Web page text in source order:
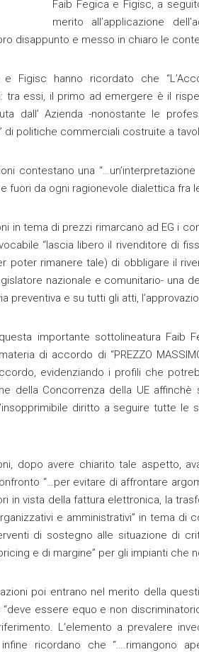
Faib Fegica e Figisc, a
merito all’applicazione
disappunto e messo in chiaro le
e Figisc hanno ricordato che
tra essi, il primo ad emergere è il
dall’ Azienda -nonostante le
di politiche commerciali costruite a
contestano una
fuori da ogni ragionevole dialettica fra
in tema di prezzi rimarcano ad EG i
“lascia libero il rivenditore di
poter rimanere tale) di obbligare il
nazionale e comunitario- una
preventiva e su tutti gli atti,
importante sottolineatura Faib
di accordo di “PREZZO
evidenziando i profili che
della Concorrenza della UE
diritto a seguire tutte le
dopo avere chiarito tale aspetto,
“…per evitare di affrontare
in vista della fattura elettronica, la
e amministrativi” in tema
di sostegno alle situazione di
e di margine” per gli impianti che
poi entrano nel merito della
essere equo e non
L’elemento a prevalere
infine ricordano che “….rimangono